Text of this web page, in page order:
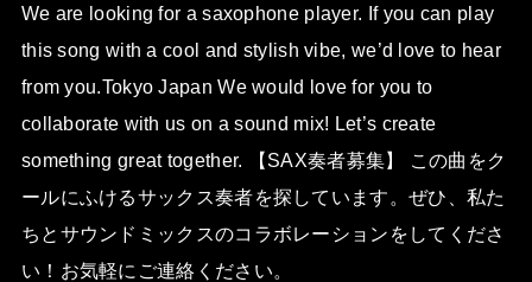
We are looking for a saxophone player. If you can play
this song with a cool and stylish vibe, we’d love to hear
from you.Tokyo Japan We would love for you to
collaborate with us on a sound mix! Let’s create
something great together. 【SAX奏者募集】 この曲をク
ールにふけるサックス奏者を探しています。ぜひ、私た
ちとサウンドミックスのコラボレーションをしてくださ
い！お気軽にご連絡ください。